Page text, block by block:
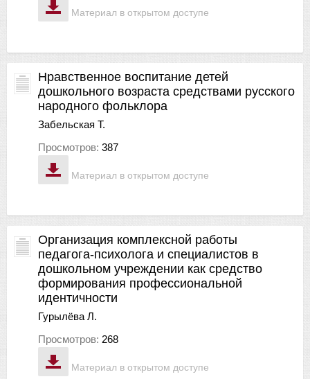
Материал в открытом доступе
Материал в открытом доступе
Нравственное воспитание детей
дошкольного возраста средствами русского
народного фольклора
Забельская Т.
Просмотров: 387
Материал в открытом доступе
Организация комплексной работы
педагога-психолога и специалистов в
дошкольном учреждении как средство
формирования профессиональной
идентичности
Гурылёва Л.
Просмотров: 268